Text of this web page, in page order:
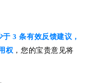
于 3 条有效反馈建议，
权 ，您的宝贵意见将